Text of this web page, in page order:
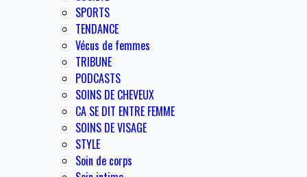
SPORTS
TENDANCE
Vécus de femmes
TRIBUNE
PODCASTS
SOINS DE CHEVEUX
CA SE DIT ENTRE FEMME
SOINS DE VISAGE
STYLE
Soin de corps